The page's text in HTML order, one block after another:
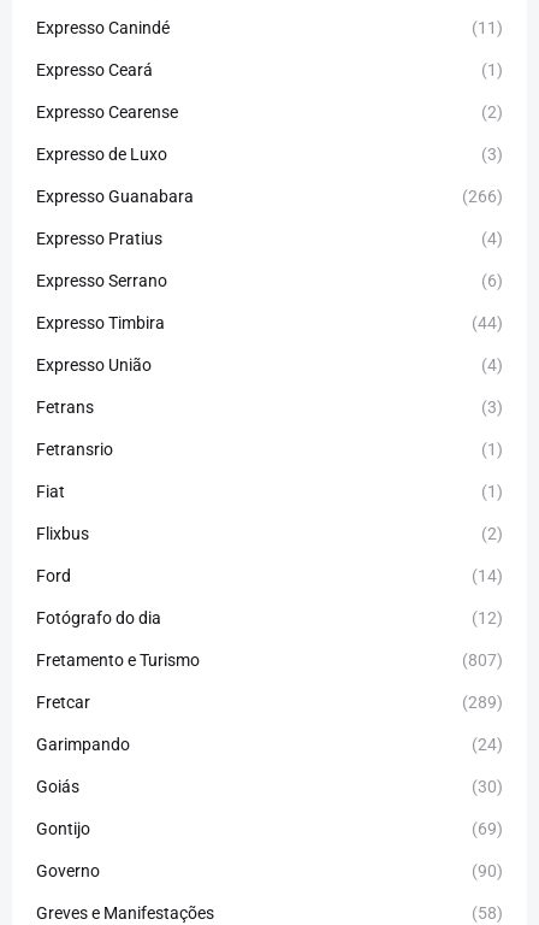
Expresso Canindé (11)
Expresso Ceará (1)
Expresso Cearense (2)
Expresso de Luxo (3)
Expresso Guanabara (266)
Expresso Pratius (4)
Expresso Serrano (6)
Expresso Timbira (44)
Expresso União (4)
Fetrans (3)
Fetransrio (1)
Fiat (1)
Flixbus (2)
Ford (14)
Fotógrafo do dia (12)
Fretamento e Turismo (807)
Fretcar (289)
Garimpando (24)
Goiás (30)
Gontijo (69)
Governo (90)
Greves e Manifestações (58)